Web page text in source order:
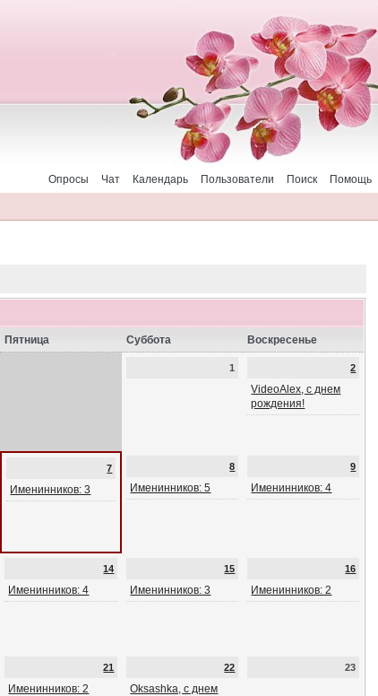
Помощь
Поиск
Пользователи
Календарь
Чат
Опросы
Пятница Суббота Воскресенье
1 2
VideoAlex, с днем
рождения!
7
Именинников: 3
8
Именинников: 5
9
Именинников: 4
14
Именинников: 4
15
Именинников: 3
16
Именинников: 2
21
Именинников: 2
22
Oksashka, с днем
23